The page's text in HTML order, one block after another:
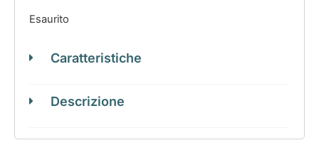
Esaurito
Caratteristiche
Descrizione